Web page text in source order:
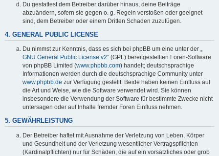
Du gestattest dem Betreiber darüber hinaus, deine Beiträge
abzuändern, sofern sie gegen o. g. Regeln verstoßen oder geeignet
sind, dem Betreiber oder einem Dritten Schaden zuzufügen.
4. GENERAL PUBLIC LICENSE
Du nimmst zur Kenntnis, dass es sich bei phpBB um eine unter der „
GNU General Public License v2“ (GPL) bereitgestellten Foren-Software
von phpBB Limited (www.phpbb.com) handelt; deutschsprachige
Informationen werden durch die deutschsprachige Community unter
www.phpbb.de zur Verfügung gestellt. Beide haben keinen Einfluss auf
die Art und Weise, wie die Software verwendet wird. Sie können
insbesondere die Verwendung der Software für bestimmte Zwecke nicht
untersagen oder auf Inhalte fremder Foren Einfluss nehmen.
5. GEWÄHRLEISTUNG
Der Betreiber haftet mit Ausnahme der Verletzung von Leben, Körper
und Gesundheit und der Verletzung wesentlicher Vertragspflichten
(Kardinalpflichten) nur für Schäden, die auf ein vorsätzliches oder grob